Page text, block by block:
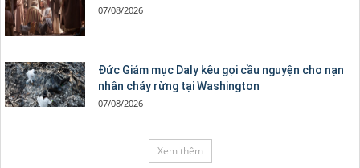
07/08/2026
Đức Giám mục Daly kêu gọi cầu nguyện cho nạn
nhân cháy rừng tại Washington
07/08/2026
Xem thêm